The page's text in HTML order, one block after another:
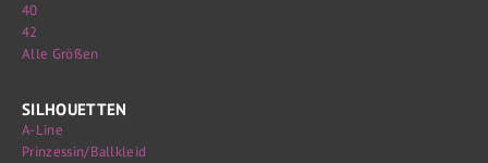
40
42
Alle Größen
SILHOUETTEN
A-Line
Prinzessin/Ballkleid